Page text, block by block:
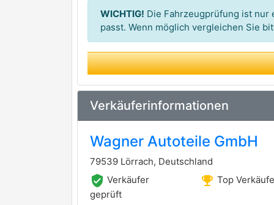
WICHTIG! Die Fahrzeugprüfung ist nur
passt. Wenn möglich vergleichen Sie
Verkäuferinformationen
Wagner Autoteile GmbH
79539 Lörrach, Deutschland
verified_user Verkäufer
geprüft
emoji_events Top